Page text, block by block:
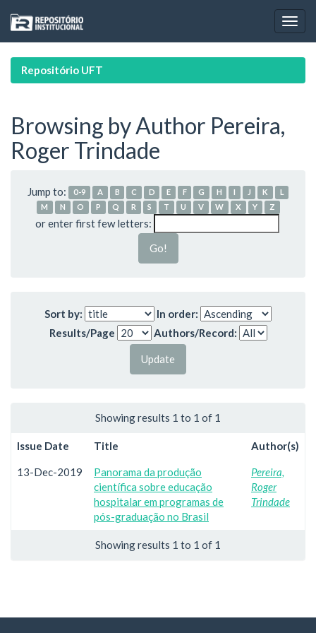
navigation
Repositório UFT
Browsing by Author Pereira,
Roger Trindade
Jump to: 0-9 A B C D E F G H I J K
L
M
N O P Q R S T U V W X Y Z
or enter first few letters:
Sort by:
In order:
Results/Page
Authors/Record:
Showing results 1 to 1 of 1
Issue Date Title Author(s)
13-Dec-2019
Panorama da produção
científica sobre educação
hospitalar em programas de
pós-graduação no Brasil
Pereira,
Roger
Trindade
Showing results 1 to 1 of 1